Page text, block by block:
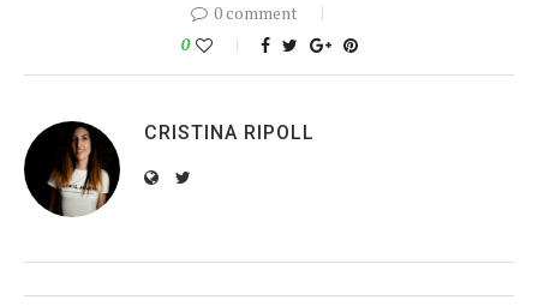
0 comment
0
CRISTINA RIPOLL